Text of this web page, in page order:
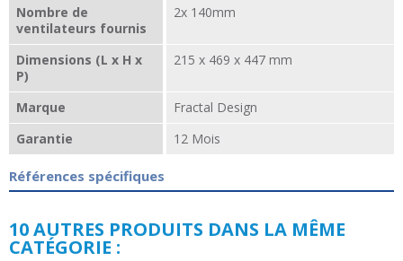
Nombre de
ventilateurs fournis
2x 140mm
Dimensions (L x H x
P)
215 x 469 x 447 mm
Marque
Fractal Design
Garantie
12 Mois
Références spécifiques
10 AUTRES PRODUITS DANS LA MÊME
CATÉGORIE :